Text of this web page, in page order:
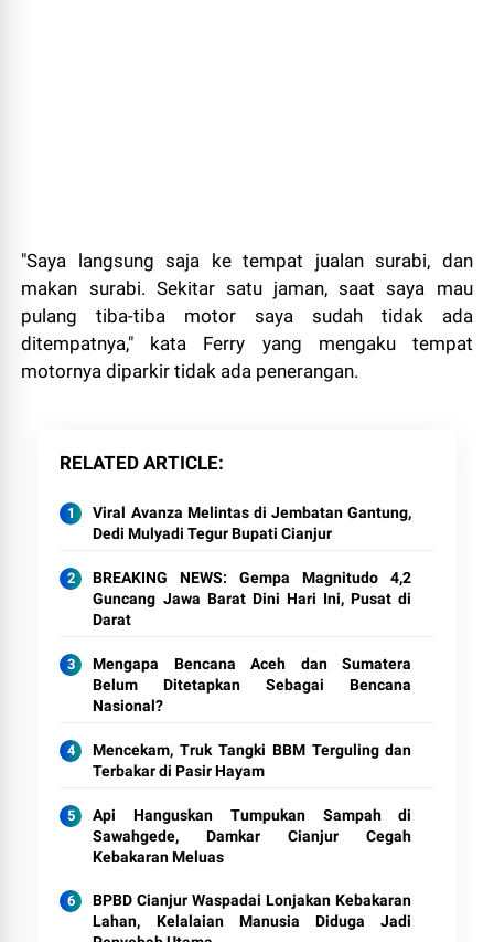
"Saya langsung saja ke tempat jualan surabi, dan
makan surabi. Sekitar satu jaman, saat saya mau
pulang tiba-tiba motor saya sudah tidak ada
ditempatnya," kata Ferry yang mengaku tempat
motornya diparkir tidak ada penerangan.
RELATED ARTICLE
Viral Avanza Melintas di Jembatan Gantung,
Dedi Mulyadi Tegur Bupati Cianjur
BREAKING NEWS: Gempa Magnitudo 4,2
Guncang Jawa Barat Dini Hari Ini, Pusat di
Darat
Mengapa Bencana Aceh dan Sumatera
Belum Ditetapkan Sebagai Bencana
Nasional?
Mencekam, Truk Tangki BBM Terguling dan
Terbakar di Pasir Hayam
Api Hanguskan Tumpukan Sampah di
Sawahgede, Damkar Cianjur Cegah
Kebakaran Meluas
BPBD Cianjur Waspadai Lonjakan Kebakaran
Lahan, Kelalaian Manusia Diduga Jadi